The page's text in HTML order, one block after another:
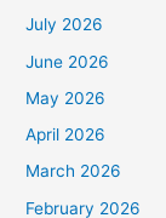
July 2026
June 2026
May 2026
April 2026
March 2026
February 2026